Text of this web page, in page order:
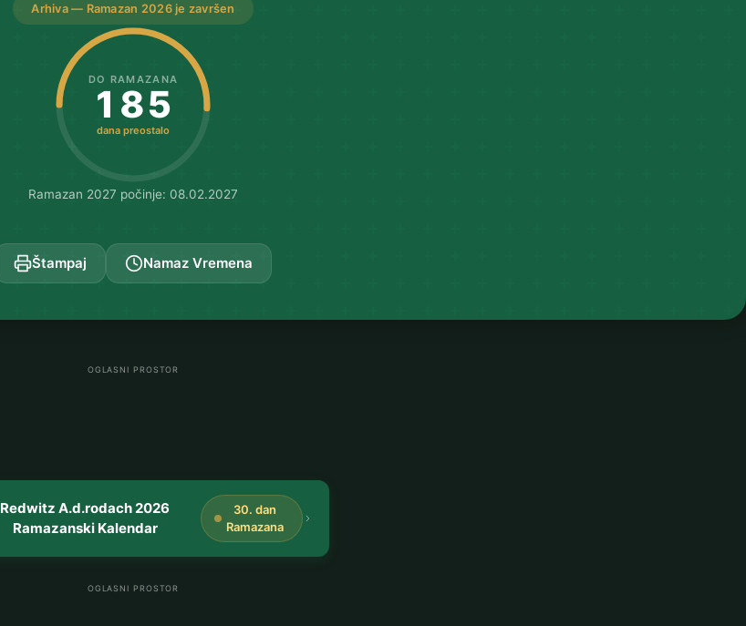
Arhiva — Ramazan 2026 je završen
DO RAMAZANA
185
dana preostalo
Ramazan 2027 počinje: 08.02.2027
Štampaj Namaz Vremena
OGLASNI PROSTOR
Redwitz A.d.rodach 2026
Ramazanski Kalendar
30. dan
Ramazana
OGLASNI PROSTOR